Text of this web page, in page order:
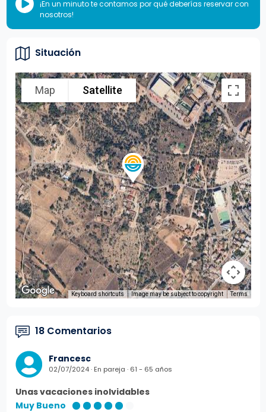
¡En un minuto te contamos por qué deberías reservar con
nosotros!
Situación
Map Satellite
Keyboard shortcuts Image may be subject to copyright Terms
18 Comentarios
Francesc
02/07/2024 · En pareja · 61 - 65 años
Unas vacaciones inolvidables
Muy Bueno